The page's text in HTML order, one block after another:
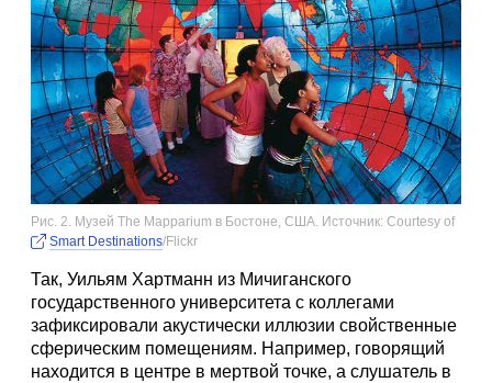
Рис. 2. Музей The Mapparium в Бостоне, США. Источник: Courtesy of
Smart Destinations/Flickr
Так, Уильям Хартманн из Мичиганского
государственного университета с коллегами
зафиксировали акустически иллюзии свойственные
сферическим помещениям. Например, говорящий
находится в центре в мертвой точке, а слушатель в